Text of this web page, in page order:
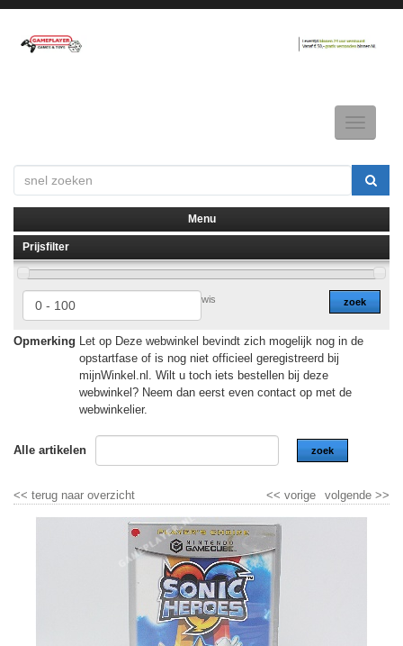
Toggle
▼
▼
Menu
Prijsfilter
zoek
wis
Opmerking Let op Deze webwinkel bevindt zich mogelijk nog in de
opstartfase of is nog niet officieel geregistreerd bij
mijnWinkel.nl. Wilt u toch iets bestellen bij deze
webwinkel? Neem dan eerst even contact op met de
webwinkelier.
Alle artikelen zoek
<< terug naar overzicht volgende >>
<< vorige